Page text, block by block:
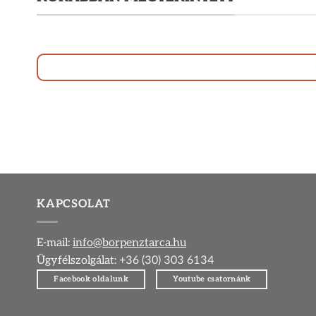
KAPCSOLAT
E-mail: info@borpenztarca.hu
Ügyfélszolgálat: +36 (30) 303 6134
Facebook oldalunk Youtube csatornánk